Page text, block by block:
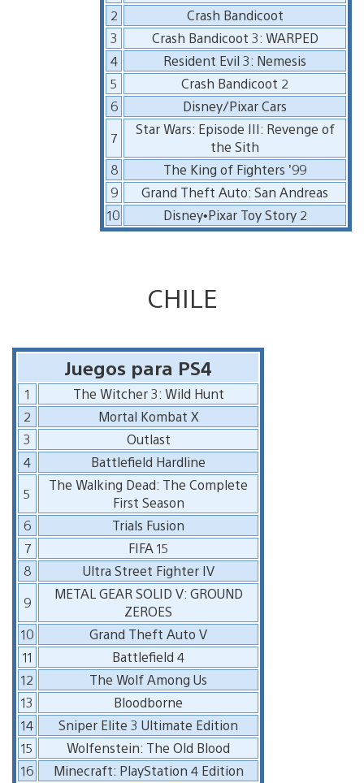
2
Crash Bandicoot
3
Crash Bandicoot 3: WARPED
4
Resident Evil 3: Nemesis
5
Crash Bandicoot 2
6
Disney/Pixar Cars
7
Star Wars: Episode III: Revenge of
the Sith
8
The King of Fighters ’99
9
Grand Theft Auto: San Andreas
10
Disney•Pixar Toy Story 2
CHILE
Juegos para PS4
1
The Witcher 3: Wild Hunt
2
Mortal Kombat X
3
Outlast
4
Battlefield Hardline
5
The Walking Dead: The Complete
First Season
6
Trials Fusion
7
FIFA 15
8
Ultra Street Fighter IV
9
METAL GEAR SOLID V: GROUND
ZEROES
10
Grand Theft Auto V
11
Battlefield 4
12
The Wolf Among Us
13
Bloodborne
14
Sniper Elite 3 Ultimate Edition
15
Wolfenstein: The Old Blood
16
Minecraft: PlayStation 4 Edition